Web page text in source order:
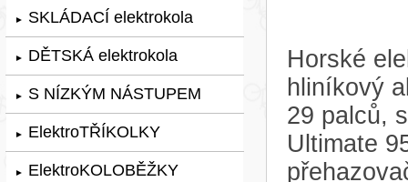
► SKLÁDACÍ elektrokola
► DĚTSKÁ elektrokola
► S NÍZKÝM NÁSTUPEM
► ElektroTŘÍKOLKY
► ElektroKOLOBĚŽKY
Horské
hliníkový
29 palců,
Ultimate